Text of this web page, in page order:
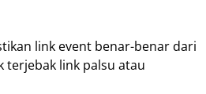
link event benar-benar dari
terjebak link palsu atau